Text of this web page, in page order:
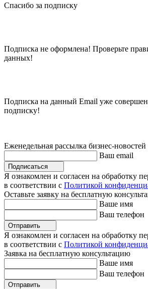
Спасибо за подписку
Подписка не оформлена! Проверьте
данных!
Подписка на данный Email уже
подписку!
Еженедельная рассылка бизнес-новостей
Ваш email
Подписаться
Я ознакомлен и согласен на обработку
в соответствии с Политикой
Оставьте заявку на бесплатную
Ваше имя
Ваш телефон
Отправить
Я ознакомлен и согласен на обработку
в соответствии с Политикой
Заявка на бесплатную консультацию
Ваше имя
Ваш телефон
Отправить